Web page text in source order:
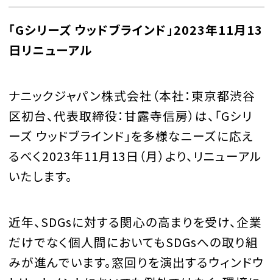
「Gシリーズ ウッドブラインド」2023年11月13
日リニューアル
ナニックジャパン株式会社（本社：東京都渋谷
区初台、代表取締役：甘露寺信房）は、「Gシリ
ーズ ウッドブラインド」を多様なニーズに応え
るべく2023年11月13日（月）より、リニューアル
いたします。
近年、SDGsに対する関心の高まりを受け、企業
だけでなく個人間においてもSDGsへの取り組
みが進んでいます。窓回りを演出するウィンドウ